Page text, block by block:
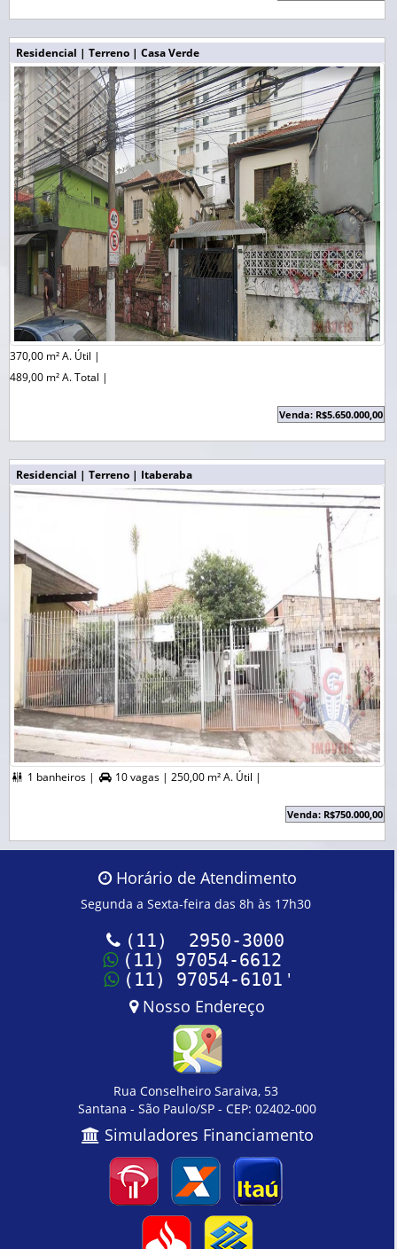
Residencial | Terreno | Casa Verde
370,00 m² A. Útil |
489,00 m² A. Total |
Venda: R$5.650.000,00
Residencial | Terreno | Itaberaba
 1 banheiros |  10 vagas | 250,00 m² A. Útil |
Venda: R$750.000,00
Horário de Atendimento
Segunda a Sexta-feira das 8h às 17h30
(11) 2950-3000
(11) 97054-6612
(11) 97054-6101 '
Nosso Endereço
Rua Conselheiro Saraiva, 53
Santana - São Paulo/SP - CEP: 02402-000
Simuladores Financiamento